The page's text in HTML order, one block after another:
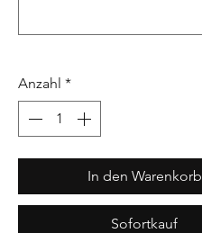
Anzahl *
In den Warenkorb
Sofortkauf